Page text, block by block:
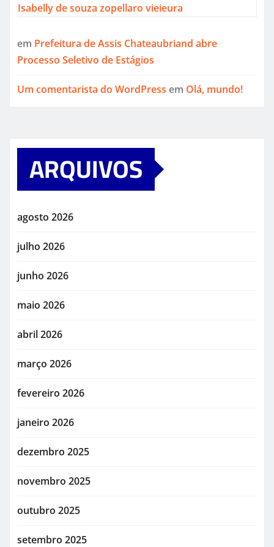
Isabelly de souza zopellaro vieieura
em Prefeitura de Assis Chateaubriand abre
Processo Seletivo de Estágios
Um comentarista do WordPress em Olá, mundo!
ARQUIVOS
agosto 2026
julho 2026
junho 2026
maio 2026
abril 2026
março 2026
fevereiro 2026
janeiro 2026
dezembro 2025
novembro 2025
outubro 2025
setembro 2025